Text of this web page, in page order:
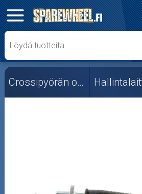
✕
Mopon osat
Skootterin osat
Crossipyörän osat
Crossipyörän osat